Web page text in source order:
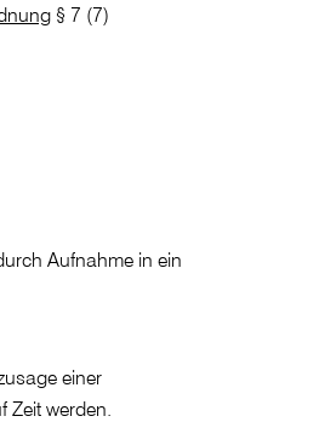
§ 7 (7)
Aufnahme in ein
einer
werden.